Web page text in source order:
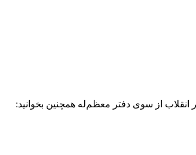
انقلاب از سوی دفتر معظم‌له همچنین بخوانید: